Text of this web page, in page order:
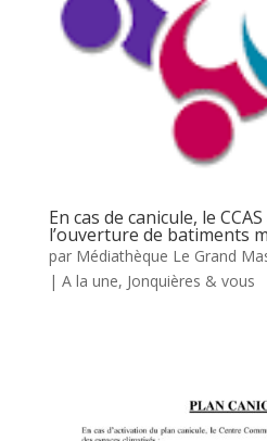
En cas de canicule, le
l’ouverture de batiments
par Médiathèque Le Grand
| A la une, Jonquières & vous